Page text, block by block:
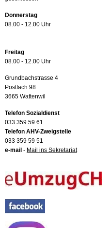
Donnerstag
08.00 - 12.00 Uhr
Freitag
08.00 - 12.00 Uhr
Grundbachstrasse 4
Postfach 98
3665 Wattenwil
Telefon Sozialdienst
033 359 59 61
Telefon AHV-Zweigstelle
033 359 59 51
e-mail - Mail ins Sekretariat